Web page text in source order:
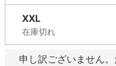
XXL
在庫切れ
申し訳ございません